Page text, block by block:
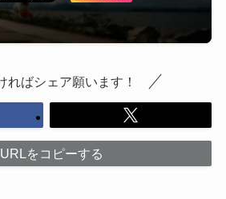
ればシェア願います！
URLをコピーする